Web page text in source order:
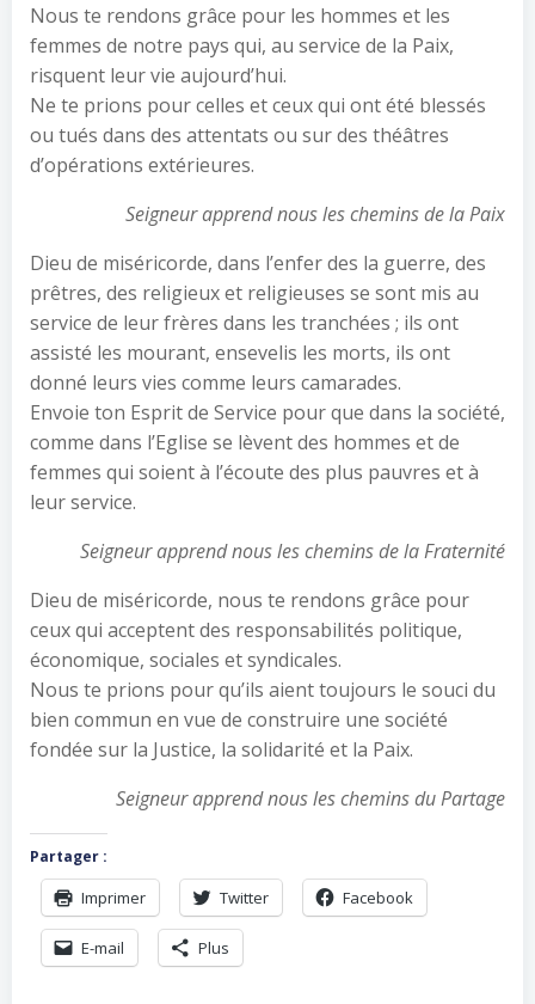
Nous te rendons grâce pour les hommes et les
femmes de notre pays qui, au service de la Paix,
risquent leur vie aujourd’hui.
Ne te prions pour celles et ceux qui ont été blessés
ou tués dans des attentats ou sur des théâtres
d’opérations extérieures.
Seigneur apprend nous les chemins de la Paix
Dieu de miséricorde, dans l’enfer des la guerre, des
prêtres, des religieux et religieuses se sont mis au
service de leur frères dans les tranchées ; ils ont
assisté les mourant, ensevelis les morts, ils ont
donné leurs vies comme leurs camarades.
Envoie ton Esprit de Service pour que dans la société,
comme dans l’Eglise se lèvent des hommes et de
femmes qui soient à l’écoute des plus pauvres et à
leur service.
Seigneur apprend nous les chemins de la Fraternité
Dieu de miséricorde, nous te rendons grâce pour
ceux qui acceptent des responsabilités politique,
économique, sociales et syndicales.
Nous te prions pour qu’ils aient toujours le souci du
bien commun en vue de construire une société
fondée sur la Justice, la solidarité et la Paix.
Seigneur apprend nous les chemins du Partage
Partager :
Imprimer Twitter Facebook
E-mail Plus